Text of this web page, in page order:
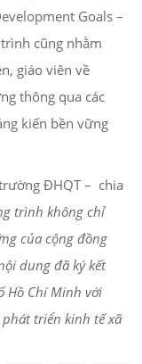
Goals –
cũng nhằm
giáo viên về
thông qua các
kiến bền vững
ĐHQT – chia
trình không chỉ
của cộng đồng
dung đã ký kết
Hồ Chí Minh với
triển kinh tế xã